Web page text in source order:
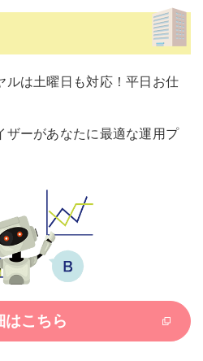
ルは土曜日も対応！平日お仕
ザーがあなたに最適な運用プ
はこちら